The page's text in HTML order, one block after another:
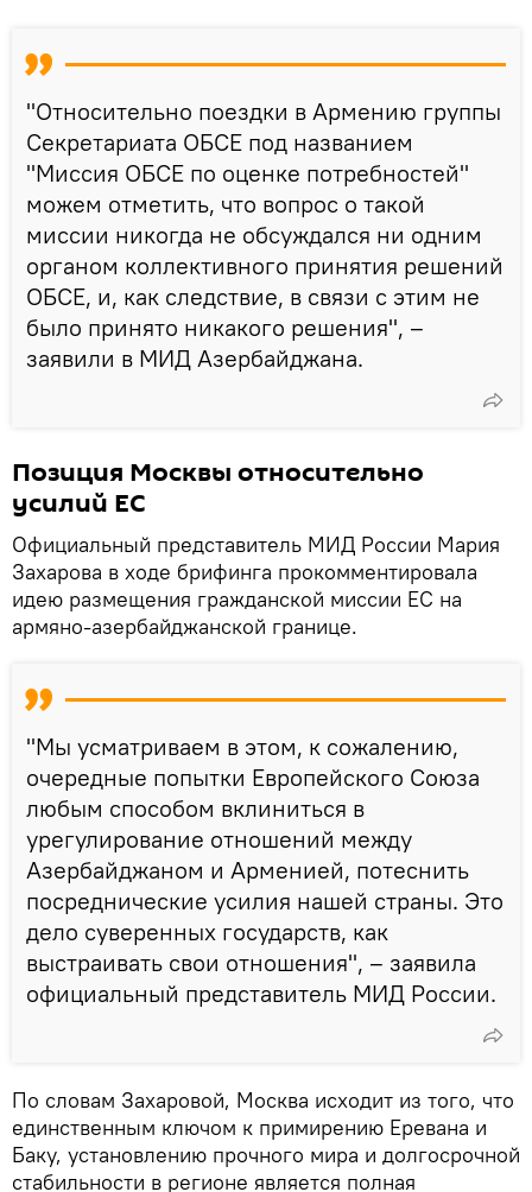
"Относительно поездки в Армению группы
Секретариата ОБСЕ под названием
"Миссия ОБСЕ по оценке потребностей"
можем отметить, что вопрос о такой
миссии никогда не обсуждался ни одним
органом коллективного принятия решений
ОБСЕ, и, как следствие, в связи с этим не
было принято никакого решения", –
заявили в МИД Азербайджана.
Позиция Москвы относительно
усилий ЕС
Официальный представитель МИД России Мария
Захарова в ходе брифинга прокомментировала
идею размещения гражданской миссии ЕС на
армяно-азербайджанской границе.
"Мы усматриваем в этом, к сожалению,
очередные попытки Европейского Союза
любым способом вклиниться в
урегулирование отношений между
Азербайджаном и Арменией, потеснить
посреднические усилия нашей страны. Это
дело суверенных государств, как
выстраивать свои отношения", – заявила
официальный представитель МИД России.
По словам Захаровой, Москва исходит из того, что
единственным ключом к примирению Еревана и
Баку, установлению прочного мира и долгосрочной
стабильности в регионе является полная